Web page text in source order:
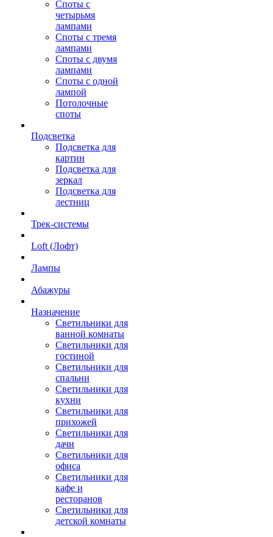
Споты с
четырьмя
лампами
Споты с тремя
лампами
Споты с двумя
лампами
Споты с одной
лампой
Потолочные
споты
Подсветка
Подсветка для
картин
Подсветка для
зеркал
Подсветка для
лестниц
Трек-системы
Loft (Лофт)
Лампы
Абажуры
Назначение
Светильники для
ванной комнаты
Светильники для
гостиной
Светильники для
спальни
Светильники для
кухни
Светильники для
прихожей
Светильники для
дачи
Светильники для
офиса
Светильники для
кафе и
ресторанов
Светильники для
детской комнаты